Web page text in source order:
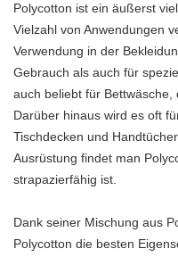
Polycotton ist ein äußerst
Vielzahl von Anwendungen
Verwendung in der
Gebrauch als auch für
auch beliebt für
Darüber hinaus wird es oft
Tischdecken und
Ausrüstung findet man
strapazierfähig ist.
Dank seiner Mischung aus
Polycotton die besten